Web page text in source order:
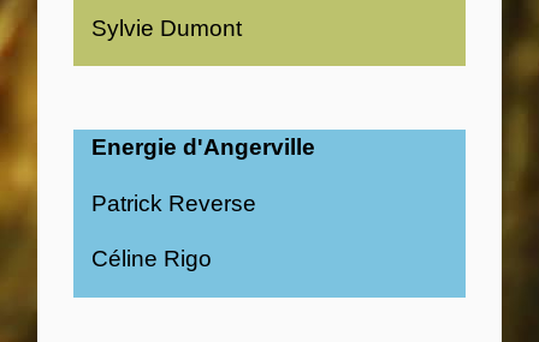
Sylvie Dumont
Energie d'Angerville
Patrick Reverse
Céline Rigo